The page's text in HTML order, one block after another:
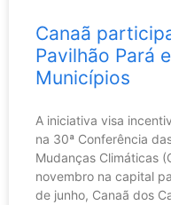
Canaã
Pavilhão Pará
Municípios
A iniciativa visa
na 30ª Conferência
Mudanças Climáticas
novembro na capital
de junho, Canaã dos